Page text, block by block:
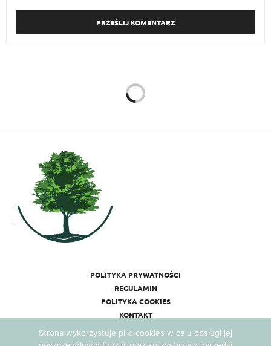
Filmik motywacyjny –
masz przecież tylko jedno
życie!
ANNA WĘGRZYN
Strona wykorzystuje pliki cookies w celu obsługi jej